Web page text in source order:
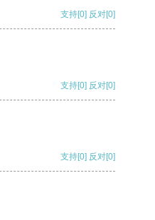
支持[0] 反对[0]
支持[0] 反对[0]
支持[0] 反对[0]